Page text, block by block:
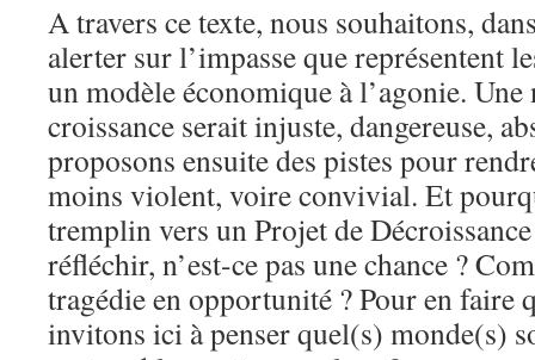
A travers ce texte, nous souhaitons,
alerter sur l’impasse que représentent
un modèle économique à l’agonie.
croissance serait injuste, dangereuse,
proposons ensuite des pistes pour
moins violent, voire convivial. Et
tremplin vers un Projet de
réfléchir, n’est-ce pas une chance ?
tragédie en opportunité ? Pour en faire
invitons ici à penser quel(s) monde(s)